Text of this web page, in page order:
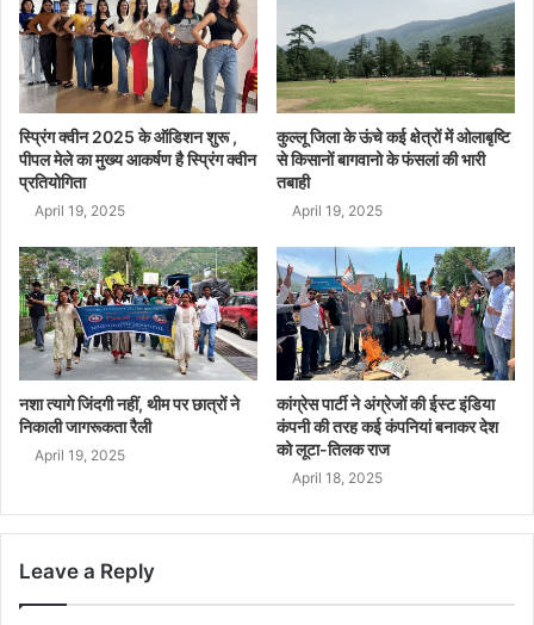
स्प्रिंग क्वीन 2025 के ऑडिशन शुरू ,
पीपल मेले का मुख्य आकर्षण है स्प्रिंग क्वीन
प्रतियोगिता
April 19, 2025
कुल्लू जिला के ऊंचे कई क्षेत्रों में ओलाबृष्टि
से किसानों बागवानो के फंसलां की भारी
तबाही
April 19, 2025
नशा त्यागे जिंदगी नहीं, थीम पर छात्रों ने
निकाली जागरूकता रैली
April 19, 2025
कांग्रेस पार्टी ने अंग्रेजों की ईस्ट इंडिया
कंपनी की तरह कई कंपनियां बनाकर देश
को लूटा-तिलक राज
April 18, 2025
Leave a Reply